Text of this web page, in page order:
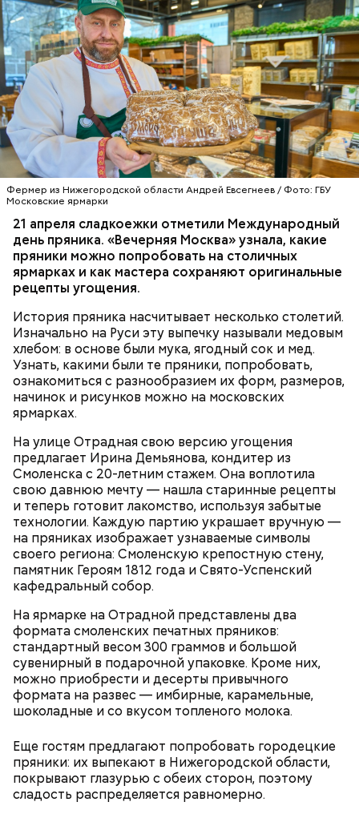
Фермер из Нижегородской области Андрей Евсегнеев / Фото: ГБУ
Московские ярмарки
21 апреля сладкоежки отметили Международный
день пряника. «Вечерняя Москва» узнала, какие
пряники можно попробовать на столичных
ярмарках и как мастера сохраняют оригинальные
рецепты угощения.
История пряника насчитывает несколько столетий.
Изначально на Руси эту выпечку называли медовым
хлебом: в основе были мука, ягодный сок и мед.
Узнать, какими были те пряники, попробовать,
ознакомиться с разнообразием их форм, размеров,
начинок и рисунков можно на московских
ярмарках.
На улице Отрадная свою версию угощения
предлагает Ирина Демьянова, кондитер из
Смоленска с 20-летним стажем. Она воплотила
свою давнюю мечту — нашла старинные рецепты
и теперь готовит лакомство, используя забытые
технологии. Каждую партию украшает вручную —
на пряниках изображает узнаваемые символы
своего региона: Смоленскую крепостную стену,
памятник Героям 1812 года и Свято-Успенский
кафедральный собор.
На ярмарке на Отрадной представлены два
формата смоленских печатных пряников:
стандартный весом 300 граммов и большой
сувенирный в подарочной упаковке. Кроме них,
можно приобрести и десерты привычного
формата на развес — имбирные, карамельные,
шоколадные и со вкусом топленого молока.
Еще гостям предлагают попробовать городецкие
пряники: их выпекают в Нижегородской области,
покрывают глазурью с обеих сторон, поэтому
сладость распределяется равномерно.
Скоро взаимодействие управляющих компаний с
жителями в домовых чатах будет вестись в
мессенджере МАХ. Оттуда собственники смогут
перейти на платформу ЭД и оставить заявку.
дом» с начала года
— Следующий столп «Электронного дома» — это
совокупность умных решений. Глобально можно
выделить две основные части: шлагбаумы и
домофоны, — продолжает Илья Демин. С 1 апреля
эксплуатирующие домофон организации могут
заключить соглашение с ЭД, благодаря которому у
жителей появится возможность управления
домофонами через приложение ЭД. Жители со
своей стороны могут обратиться в свою
домофонную организацию с просьбой заключить
такое соглашение.
Число умных шлагбаумов также растет.
Пользователи ЭД могут открывать их с помощью
приложения, а еще заранее заносить номера
автомобилей для постоянных или гостевых
пропусков.
химчистка мебели. Запущен сервис ремонта окон, а
в перспективе появится дезинсекция.